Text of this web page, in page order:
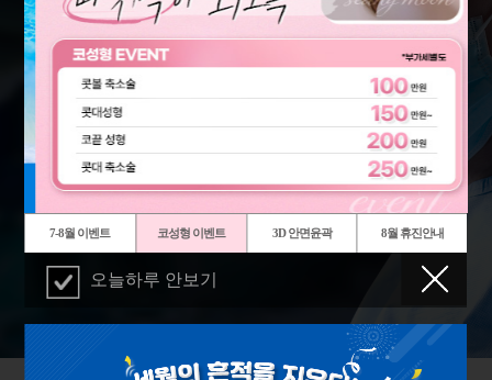
7-8월 이벤트 코성형 이벤트 3D 안면윤곽 8월 휴진안내
오늘하루 안보기